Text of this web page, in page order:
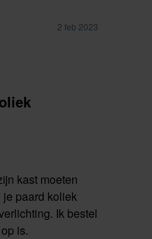
2 feb 2023
kast moeten
je paard koliek
Ik bestel
is.